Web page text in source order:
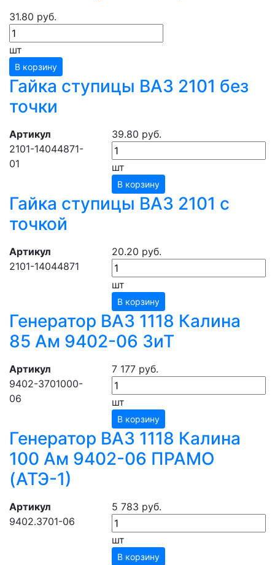
31.80 руб.
шт
В корзину
Гайка ступицы ВАЗ 2101 без
точки
Артикул
2101-14044871-
01
39.80 руб.
шт
В корзину
Гайка ступицы ВАЗ 2101 с
точкой
Артикул
2101-14044871
20.20 руб.
шт
В корзину
Генератор ВАЗ 1118 Калина
85 Ам 9402-06 ЗиТ
Артикул
9402-3701000-
06
7 177 руб.
шт
В корзину
Генератор ВАЗ 1118 Калина
100 Ам 9402-06 ПРАМО
(АТЭ-1)
Артикул
9402.3701-06
5 783 руб.
шт
В корзину